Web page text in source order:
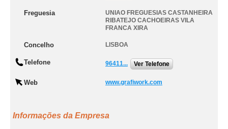
Freguesia
UNIAO FREGUESIAS CASTANHEIRA
RIBATEJO CACHOEIRAS VILA
FRANCA XIRA
Concelho LISBOA
Telefone 96411... Ver Telefone
Web www.grafiwork.com
Informações da Empresa